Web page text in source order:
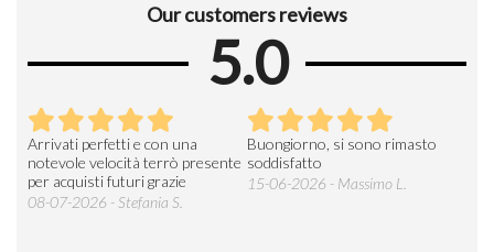
Our customers reviews
5.0
Arrivati perfetti e con una
notevole velocità terrò presente
per acquisti futuri grazie
08-07-2026 - Stefania S.
Buongiorno, si sono rimasto
soddisfatto
15-06-2026 - Massimo L.